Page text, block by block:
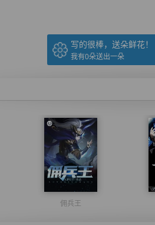
写的很棒，送朵鲜花！
我有0朵送出一朵
佣兵王